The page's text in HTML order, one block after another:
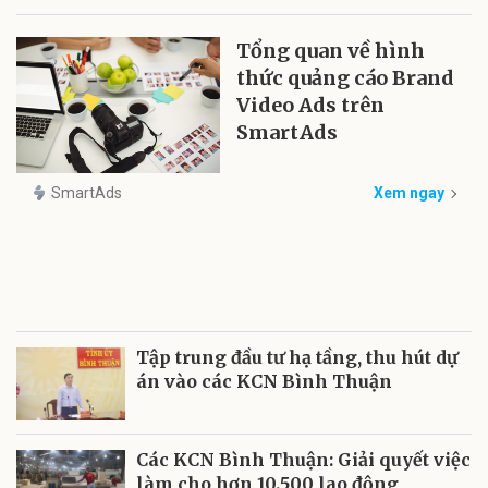
Tổng quan về hình
thức quảng cáo Brand
Video Ads trên
SmartAds
SmartAds Xem ngay
Tập trung đầu tư hạ tầng, thu hút dự
án vào các KCN Bình Thuận
Các KCN Bình Thuận: Giải quyết việc